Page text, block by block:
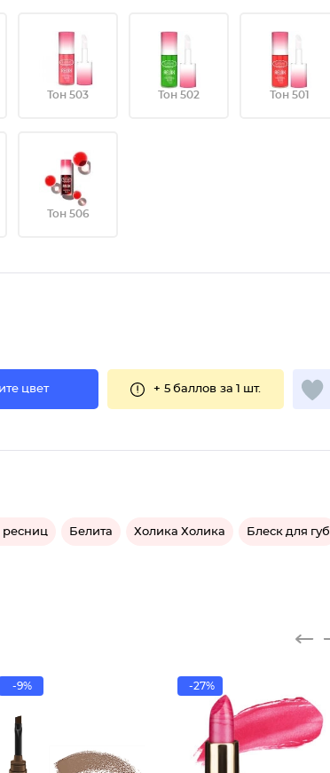
Тон 503 Тон 502 Тон 501
Тон 506
цвет + 5 баллов за 1 шт.
ресниц Белита Холика Холика Блеск для губ
-9% -27%